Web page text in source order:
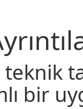
bir